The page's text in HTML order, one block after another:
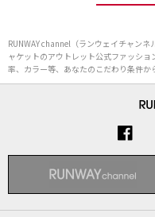
RUNWAY channel（ランウェイチャン
ャケットのアウトレット公式ファッシ
率、カラー等、あなたのこだわり条件か